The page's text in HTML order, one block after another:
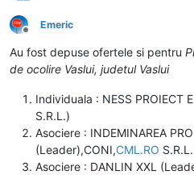
Deconectat
Emeric
Au fost depuse ofertele si pentru
de ocolire Vaslui, judetul Vaslui
Individuala : NESS PROIECT
S.R.L.)
Asociere : INDEMINAREA
(Leader),CONI,CML.RO
Asociere : DANLIN XXL